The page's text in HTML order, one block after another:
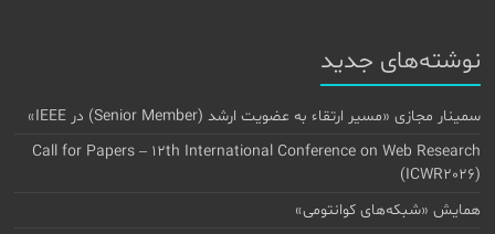
نوشته‌های جدید
سمینار مجازی «مسیر ارتقاء به عضویت ارشد (Senior Member) در IEEE»
Call for Papers – 12th International Conference on Web Research
(ICWR2026)
همایش «شبکه‌های کوانتومی»